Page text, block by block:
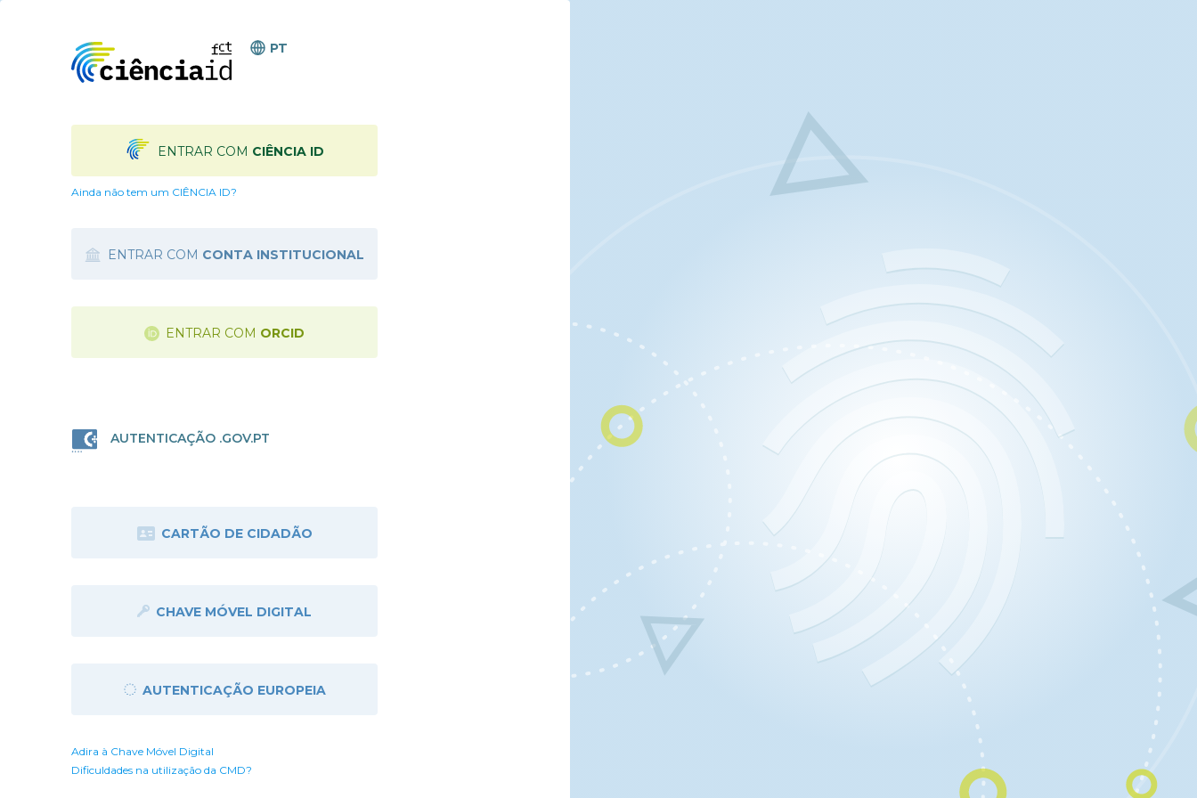
PT
ENTRAR COM CIÊNCIA ID
Ainda não tem um CIÊNCIA ID?
ENTRAR COM CONTA INSTITUCIONAL
ENTRAR COM ORCID
AUTENTICAÇÃO .GOV.PT
CARTÃO DE CIDADÃO
CHAVE MÓVEL DIGITAL
AUTENTICAÇÃO EUROPEIA
Adira à Chave Móvel Digital
Dificuldades na utilização da CMD?